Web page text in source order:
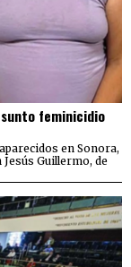
feminicidio
en Sonora,
Guillermo, de